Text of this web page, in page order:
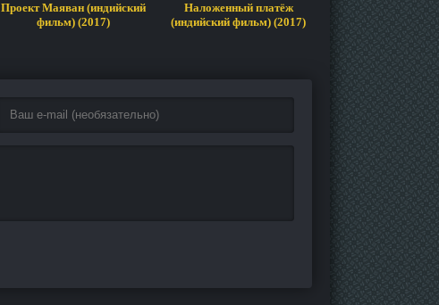
Проект Маяван (индийский
фильм) (2017)
Наложенный платёж
(индийский фильм) (2017)
Заключенный
фильм)